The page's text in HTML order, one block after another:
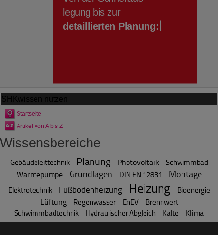
SHKwissen nutzen
Startseite
Artikel von A bis Z
Wissensbereiche
Gebäudeleittechnik Planung Photovoltaik Schwimmbad
Wärmepumpe Grundlagen DIN EN 12831 Montage
Elektrotechnik Fußbodenheizung Heizung Bioenergie
Lüftung Regenwasser EnEV
Brennwert
Schwimmbadtechnik
Hydraulischer Abgleich Kälte Klima